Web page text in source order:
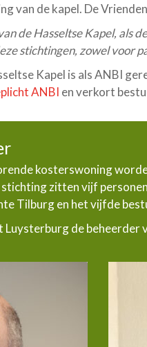
van de kapel. De
de Hasseltse Kapel, als
stichtingen, zowel
Kapel is als ANBI
ANBI en verkort
kosterswoning
zitten vijf
Tilburg en het vijfde
de beheerder